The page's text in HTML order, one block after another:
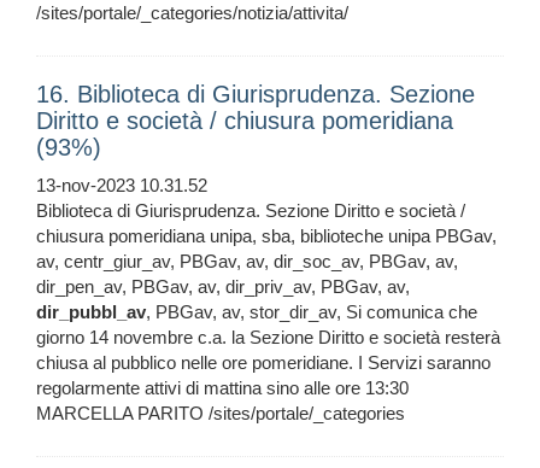
/sites/portale/_categories/notizia/attivita/
16. Biblioteca di Giurisprudenza. Sezione
Diritto e società / chiusura pomeridiana
(93%)
13-nov-2023 10.31.52
Biblioteca di Giurisprudenza. Sezione Diritto e società /
chiusura pomeridiana unipa, sba, biblioteche unipa PBGav,
av, centr_giur_av, PBGav, av, dir_soc_av, PBGav, av,
dir_pen_av, PBGav, av, dir_priv_av, PBGav, av,
dir_pubbl_av, PBGav, av, stor_dir_av, Si comunica che
giorno 14 novembre c.a. la Sezione Diritto e società resterà
chiusa al pubblico nelle ore pomeridiane. I Servizi saranno
regolarmente attivi di mattina sino alle ore 13:30
MARCELLA PARITO /sites/portale/_categories